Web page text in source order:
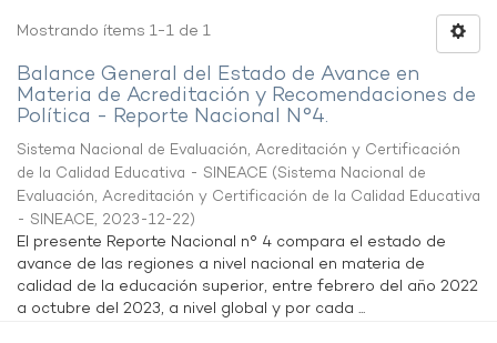
Mostrando ítems 1-1 de 1
Balance General del Estado de Avance en
Materia de Acreditación y Recomendaciones de
Política - Reporte Nacional N°4.
Sistema Nacional de Evaluación, Acreditación y Certificación
de la Calidad Educativa - SINEACE (Sistema Nacional de
Evaluación, Acreditación y Certificación de la Calidad Educativa
- SINEACE, 2023-12-22)
El presente Reporte Nacional n° 4 compara el estado de
avance de las regiones a nivel nacional en materia de
calidad de la educación superior, entre febrero del año 2022
a octubre del 2023, a nivel global y por cada ...